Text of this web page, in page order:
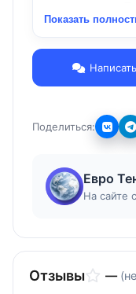
работы любой
из металла,
металла.
каждому
для постоянных
Телефон: 8-
Показать
Написать
Поделиться:
Евро
На сайте
Отзывы —